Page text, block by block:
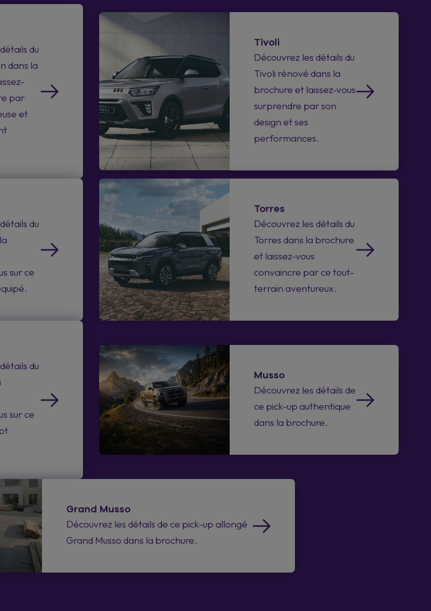
du
dans la
par
et
Tivoli
Découvrez les détails du
Tivoli rénové dans la
brochure et laissez-vous
surprendre par son
design et ses
performances.
du
sur ce
Torres
Découvrez les détails du
Torres dans la brochure
et laissez-vous
convaincre par ce tout-
terrain aventureux.
du
sur ce
Musso
Découvrez les détails de
ce pick-up authentique
dans la brochure.
Grand Musso
Découvrez les détails de ce pick-up allongé
Grand Musso dans la brochure.